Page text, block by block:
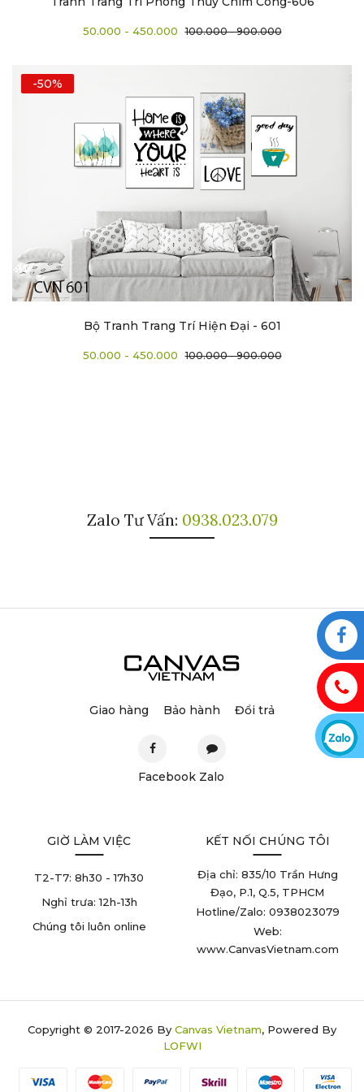
50.000 - 450.000 100.000 - 900.000
-50%
Bộ Tranh Trang Trí Hiện Đại - 601
50.000 - 450.000 100.000 - 900.000
Zalo Tư Vấn: 0938.023.079
Giao hàng Bảo hành Đổi trả
Facebook Zalo
GIỜ LÀM VIỆC
T2-T7: 8h30 - 17h30
Nghỉ trưa: 12h-13h
Chúng tôi luôn online
KẾT NỐI CHÚNG TÔI
Địa chỉ: 835/10 Trần Hưng
Đạo, P.1, Q.5, TPHCM
Hotline/Zalo: 0938023079
Web:
www.CanvasVietnam.com
Copyright © 2017-2026 By Canvas Vietnam, Powered By
LOFWI